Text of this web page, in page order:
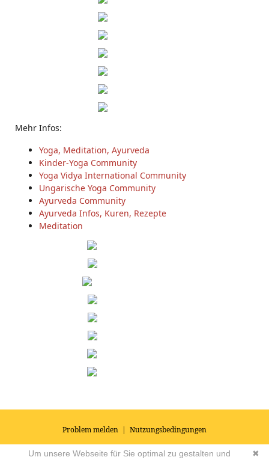
Mehr Infos:
Yoga, Meditation, Ayurveda
Kinder-Yoga Community
Yoga Vidya International Community
Ungarische Yoga Community
Ayurveda Community
Ayurveda Infos, Kuren, Rezepte
Meditation
Problem melden | Nutzungsbedingungen
© 2026Impressum|Datenschutz|AGB's| Yoga Vidya Community -
✖
Um unsere Webseite für Sie optimal zu gestalten und